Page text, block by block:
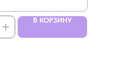
В КОРЗИНУ